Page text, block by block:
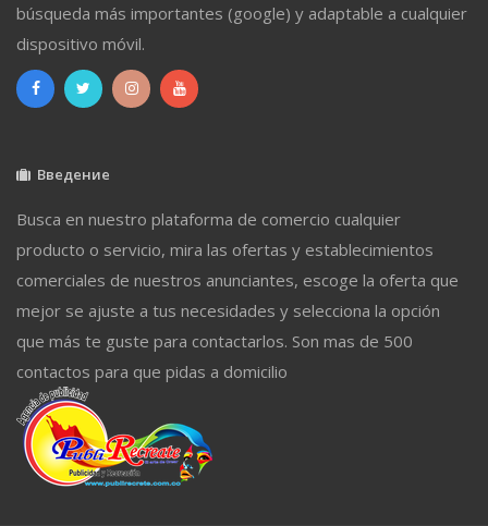
búsqueda más importantes (google) y adaptable a cualquier
dispositivo móvil.
Введение
Busca en nuestro plataforma de comercio cualquier
producto o servicio, mira las ofertas y establecimientos
comerciales de nuestros anunciantes, escoge la oferta que
mejor se ajuste a tus necesidades y selecciona la opción
que más te guste para contactarlos. Son mas de 500
contactos para que pidas a domicilio